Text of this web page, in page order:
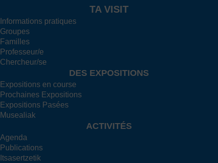
TA VISIT
Informations pratiques
Groupes
Familles
Professeur/e
Chercheur/se
DES EXPOSITIONS
Expositions en course
Prochaines Expositions
Expositions Pasées
Musealiak
ACTIVITÉS
Agenda
Publications
Itsasertzetik